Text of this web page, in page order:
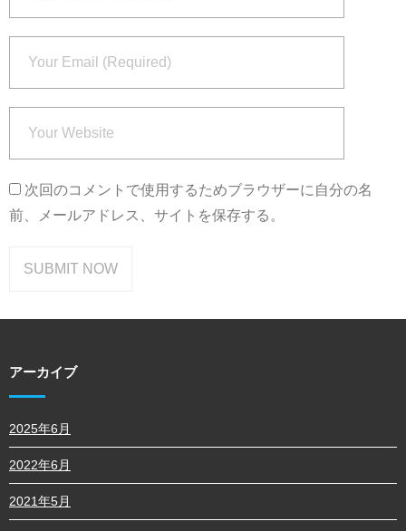
次回のコメントで使用するためブラウザーに自分の名
前、メールアドレス、サイトを保存する。
アーカイブ
2025年6月
2022年6月
2021年5月